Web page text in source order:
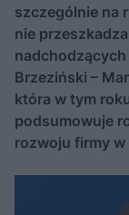
szczególnie na
nie
Brzeziński –
która w tym
podsumowuje
rozwoju firmy